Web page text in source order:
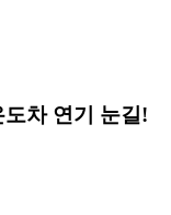
도차 연기 눈길!